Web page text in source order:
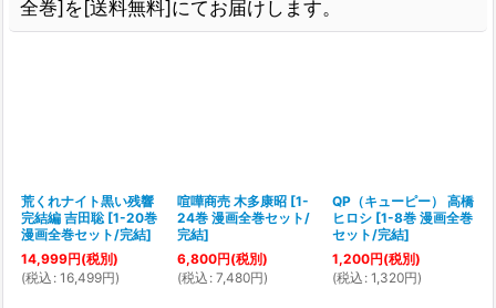
全巻]を[送料無料]にてお届けします。
荒くれナイト黒い残響
完結編 吉田聡 [1-20巻
漫画全巻セット/完結]
14,999円(税別)
(税込 : 16,499円)
喧嘩商売 木多康昭 [1-
24巻 漫画全巻セット/
完結]
6,800円(税別)
(税込 : 7,480円)
QP（キューピー） 高橋
ヒロシ [1-8巻 漫画全巻
セット/完結]
1,200円(税別)
(税込 : 1,320円)